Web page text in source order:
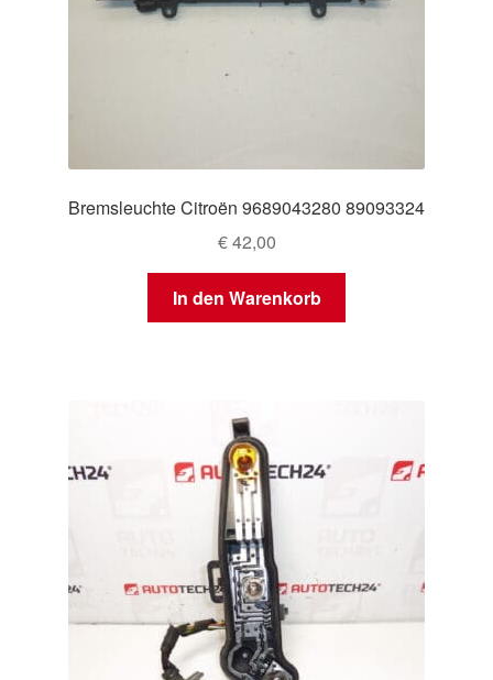
Bremsleuchte Citroën 9689043280 89093324
€42,00
In den Warenkorb